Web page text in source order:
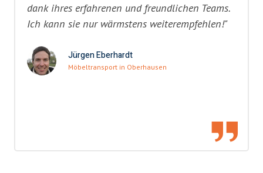
dank ihres erfahrenen und freundlichen Teams.
Ich kann sie nur wärmstens weiterempfehlen!"
Jürgen Eberhardt
Möbeltransport in Oberhausen